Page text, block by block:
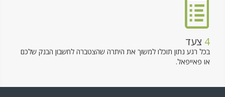
4 צעד
בכל רגע נתון תוכלו למשוך את היתרה שהצטברה לחשבון הבנק שלכם
או פאייפאל.